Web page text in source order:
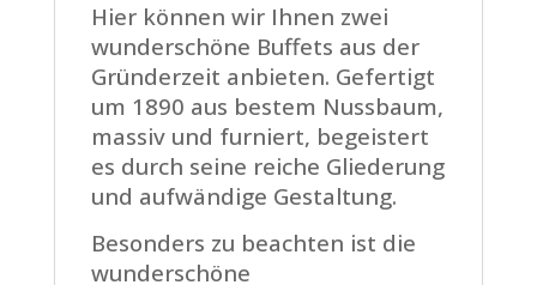
Hier können wir Ihnen zwei
wunderschöne Buffets aus der
Gründerzeit anbieten. Gefertigt
um 1890 aus bestem Nussbaum,
massiv und furniert, begeistert
es durch seine reiche Gliederung
und aufwändige Gestaltung.
Besonders zu beachten ist die
wunderschöne